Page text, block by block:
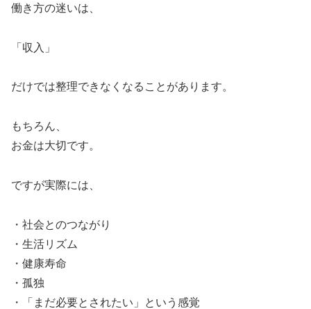
働き方の迷いは、
「収入」
だけでは整理できなくなることがあります。
もちろん、
お金は大切です。
ですが実際には、
・社会とのつながり
・生活リズム
・健康寿命
・孤独
・「まだ必要とされたい」という感覚